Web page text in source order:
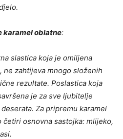
karamel oblatne:
slastica koja je omiljena
ne zahtijeva mnogo složenih
rezultate. Poslastica koja
je za sve ljubitelje
Za pripremu karamel
osnovna sastojka: mlijeko,